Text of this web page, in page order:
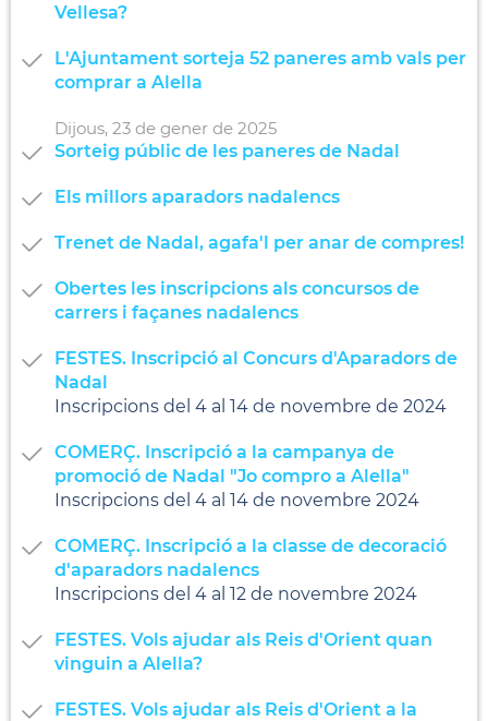
Vellesa?
L'Ajuntament sorteja 52 paneres amb vals per
comprar a Alella
Dijous, 23 de gener de 2025
Sorteig públic de les paneres de Nadal
Els millors aparadors nadalencs
Trenet de Nadal, agafa'l per anar de compres!
Obertes les inscripcions als concursos de
carrers i façanes nadalencs
FESTES. Inscripció al Concurs d'Aparadors de
Nadal
Inscripcions del 4 al 14 de novembre de 2024
COMERÇ. Inscripció a la campanya de
promoció de Nadal "Jo compro a Alella"
Inscripcions del 4 al 14 de novembre 2024
COMERÇ. Inscripció a la classe de decoració
d'aparadors nadalencs
Inscripcions del 4 al 12 de novembre 2024
FESTES. Vols ajudar als Reis d'Orient quan
vinguin a Alella?
FESTES. Vols ajudar als Reis d'Orient a la